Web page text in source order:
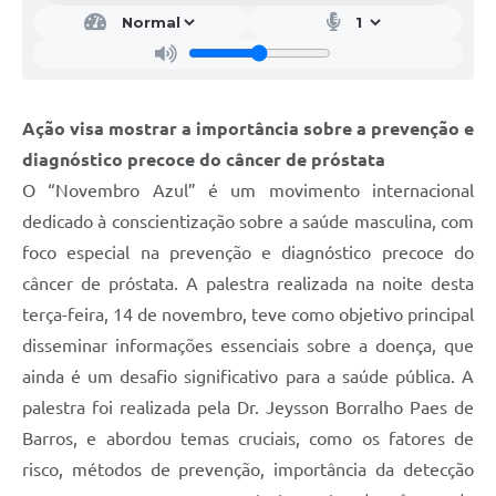
Ação visa mostrar a importância sobre a prevenção e
diagnóstico precoce do câncer de próstata
O “Novembro Azul” é um movimento internacional
dedicado à conscientização sobre a saúde masculina, com
foco especial na prevenção e diagnóstico precoce do
câncer de próstata. A palestra realizada na noite desta
terça-feira, 14 de novembro, teve como objetivo principal
disseminar informações essenciais sobre a doença, que
ainda é um desafio significativo para a saúde pública. A
palestra foi realizada pela Dr. Jeysson Borralho Paes de
Barros, e abordou temas cruciais, como os fatores de
risco, métodos de prevenção, importância da detecção